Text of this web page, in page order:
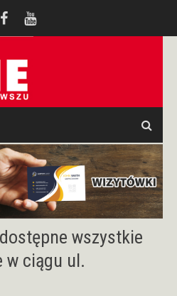
wszystkie
w ciągu ul.